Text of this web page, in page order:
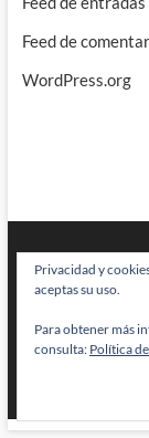
Feed de
WordPress.org
BRAINSTOMPING
Privacidad y
aceptas su uso.
Para obtener más
consulta: Política